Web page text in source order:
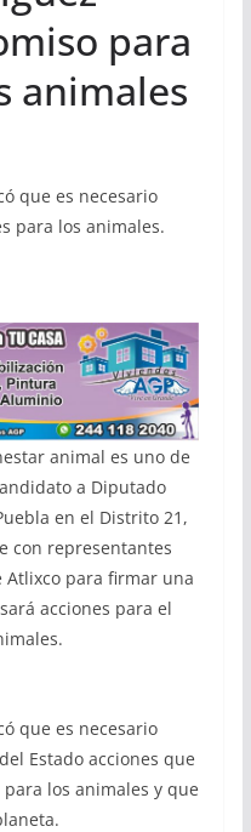
para
animales
que es necesario
para los animales.
animal es uno de
a Diputado
en el Distrito 21,
con representantes
para firmar una
acciones para el
que es necesario
Estado acciones que
los animales y que